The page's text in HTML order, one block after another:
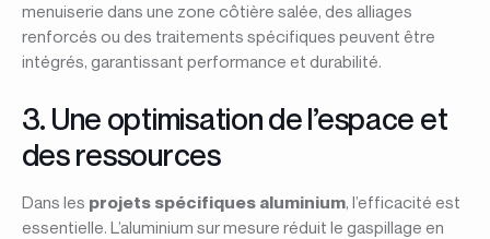
menuiserie dans une zone côtière salée, des alliages
renforcés ou des traitements spécifiques peuvent être
intégrés, garantissant performance et durabilité.
3. Une optimisation de l’espace et
des ressources
Dans les projets spécifiques aluminium, l’efficacité est
essentielle. L’aluminium sur mesure réduit le gaspillage en